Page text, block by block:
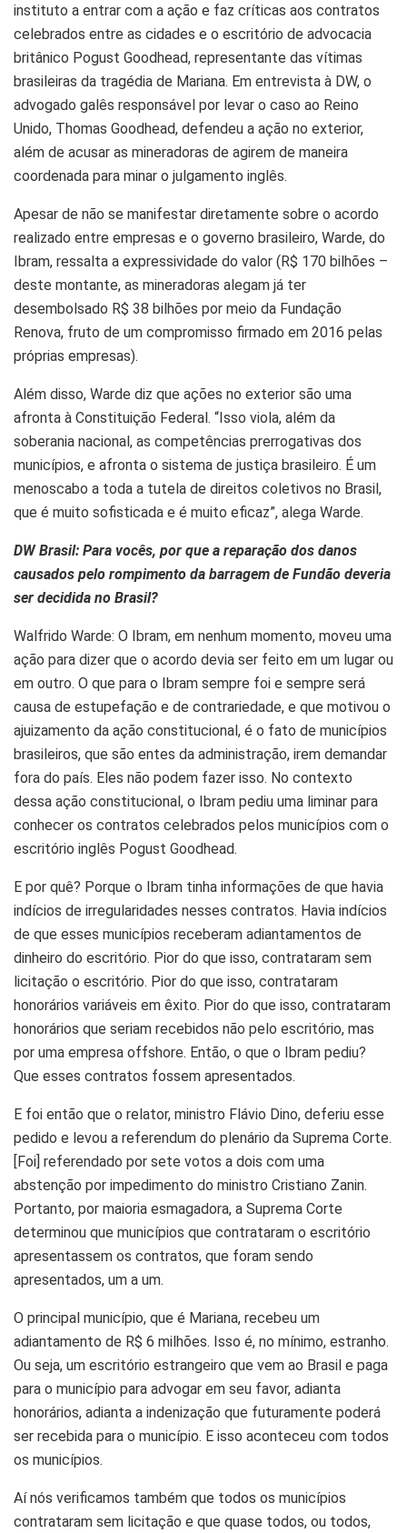
instituto a entrar com a ação e faz críticas aos contratos
celebrados entre as cidades e o escritório de advocacia
britânico Pogust Goodhead, representante das vítimas
brasileiras da tragédia de Mariana. Em entrevista à DW, o
advogado galês responsável por levar o caso ao Reino
Unido, Thomas Goodhead, defendeu a ação no exterior,
além de acusar as mineradoras de agirem de maneira
coordenada para minar o julgamento inglês.
Apesar de não se manifestar diretamente sobre o acordo
realizado entre empresas e o governo brasileiro, Warde, do
Ibram, ressalta a expressividade do valor (R$ 170 bilhões –
deste montante, as mineradoras alegam já ter
desembolsado R$ 38 bilhões por meio da Fundação
Renova, fruto de um compromisso firmado em 2016 pelas
próprias empresas).
Além disso, Warde diz que ações no exterior são uma
afronta à Constituição Federal. “Isso viola, além da
soberania nacional, as competências prerrogativas dos
municípios, e afronta o sistema de justiça brasileiro. É um
menoscabo a toda a tutela de direitos coletivos no Brasil,
que é muito sofisticada e é muito eficaz”, alega Warde.
DW Brasil: Para vocês, por que a reparação dos danos
causados pelo rompimento da barragem de Fundão deveria
ser decidida no Brasil?
Walfrido Warde: O Ibram, em nenhum momento, moveu uma
ação para dizer que o acordo devia ser feito em um lugar ou
em outro. O que para o Ibram sempre foi e sempre será
causa de estupefação e de contrariedade, e que motivou o
ajuizamento da ação constitucional, é o fato de municípios
brasileiros, que são entes da administração, irem demandar
fora do país. Eles não podem fazer isso. No contexto
dessa ação constitucional, o Ibram pediu uma liminar para
conhecer os contratos celebrados pelos municípios com o
escritório inglês Pogust Goodhead.
E por quê? Porque o Ibram tinha informações de que havia
indícios de irregularidades nesses contratos. Havia indícios
de que esses municípios receberam adiantamentos de
dinheiro do escritório. Pior do que isso, contrataram sem
licitação o escritório. Pior do que isso, contrataram
honorários variáveis em êxito. Pior do que isso, contrataram
honorários que seriam recebidos não pelo escritório, mas
por uma empresa offshore. Então, o que o Ibram pediu?
Que esses contratos fossem apresentados.
E foi então que o relator, ministro Flávio Dino, deferiu esse
pedido e levou a referendum do plenário da Suprema Corte.
[Foi] referendado por sete votos a dois com uma
abstenção por impedimento do ministro Cristiano Zanin.
Portanto, por maioria esmagadora, a Suprema Corte
determinou que municípios que contrataram o escritório
apresentassem os contratos, que foram sendo
apresentados, um a um.
O principal município, que é Mariana, recebeu um
adiantamento de R$ 6 milhões. Isso é, no mínimo, estranho.
Ou seja, um escritório estrangeiro que vem ao Brasil e paga
para o município para advogar em seu favor, adianta
honorários, adianta a indenização que futuramente poderá
ser recebida para o município. E isso aconteceu com todos
os municípios.
Aí nós verificamos também que todos os municípios
contrataram sem licitação e que quase todos, ou todos,